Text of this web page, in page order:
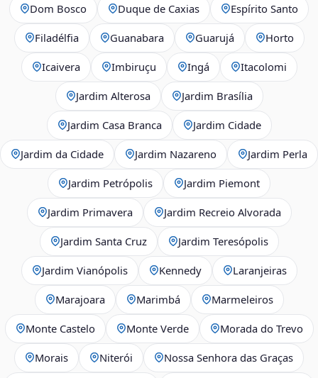
Dom Bosco Duque de Caxias Espírito Santo
Filadélfia Guanabara Guarujá Horto
Icaivera Imbiruçu Ingá Itacolomi
Jardim Alterosa Jardim Brasília
Jardim Casa Branca Jardim Cidade
Jardim da Cidade Jardim Nazareno Jardim Perla
Jardim Petrópolis Jardim Piemont
Jardim Primavera Jardim Recreio Alvorada
Jardim Santa Cruz Jardim Teresópolis
Jardim Vianópolis Kennedy Laranjeiras
Marajoara Marimbá Marmeleiros
Monte Castelo Monte Verde Morada do Trevo
Morais Niterói Nossa Senhora das Graças